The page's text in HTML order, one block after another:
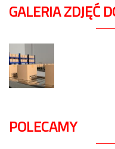
GALERIA ZDJĘĆ
POLECAMY